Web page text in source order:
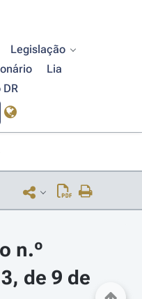
Legislação
Lia
DR
n.º
de 9 de